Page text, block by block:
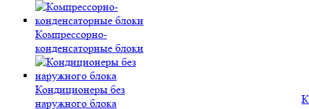
Компрессорно-
конденсаторные блоки
Кондиционеры без
наружного блока